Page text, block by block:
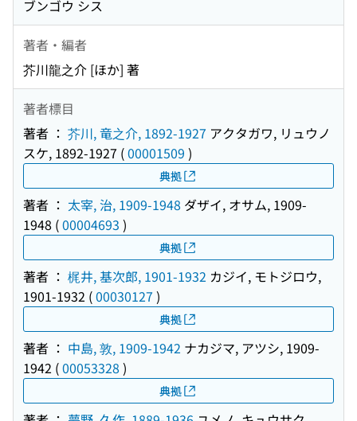
ブンゴウ シス
著者・編者
芥川龍之介 [ほか] 著
著者標目
著者 ： 芥川, 竜之介, 1892-1927 アクタガワ, リュウノ
スケ, 1892-1927 (00001509 )
典拠
著者 ： 太宰, 治, 1909-1948 ダザイ, オサム, 1909-
1948 (00004693 )
典拠
著者 ： 梶井, 基次郎, 1901-1932 カジイ, モトジロウ,
1901-1932 (00030127 )
典拠
著者 ： 中島, 敦, 1909-1942 ナカジマ, アツシ, 1909-
1942 (00053328 )
典拠